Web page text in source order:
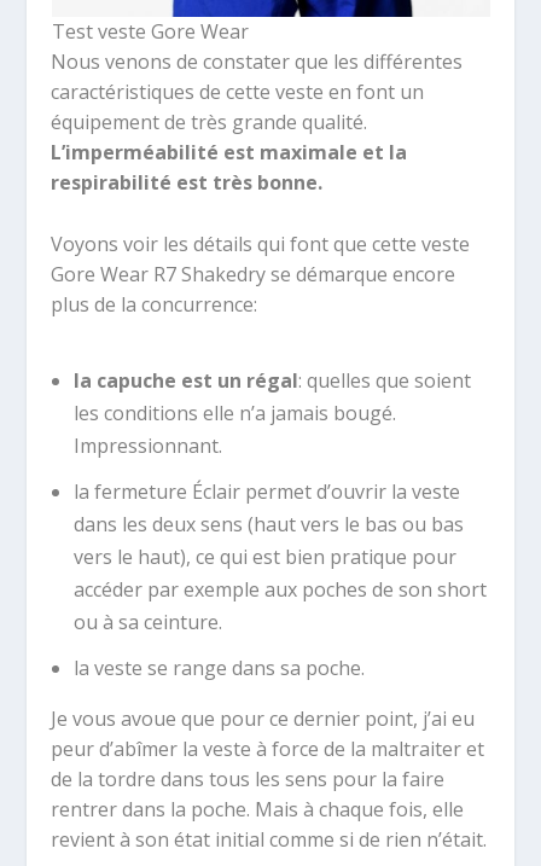
Test veste Gore Wear
Nous venons de constater que les différentes
caractéristiques de cette veste en font un
équipement de très grande qualité.
L’imperméabilité est maximale et la
respirabilité est très bonne.
Voyons voir les détails qui font que cette veste
Gore Wear R7 Shakedry se démarque encore
plus de la concurrence:
la capuche est un régal: quelles que soient
les conditions elle n’a jamais bougé.
Impressionnant.
la fermeture Éclair permet d’ouvrir la veste
dans les deux sens (haut vers le bas ou bas
vers le haut), ce qui est bien pratique pour
accéder par exemple aux poches de son short
ou à sa ceinture.
la veste se range dans sa poche.
Je vous avoue que pour ce dernier point, j’ai eu
peur d’abîmer la veste à force de la maltraiter et
de la tordre dans tous les sens pour la faire
rentrer dans la poche. Mais à chaque fois, elle
revient à son état initial comme si de rien n’était.